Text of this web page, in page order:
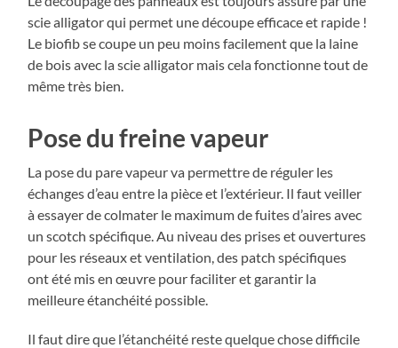
scie alligator qui permet une découpe efficace et rapide !
Le biofib se coupe un peu moins facilement que la laine
de bois avec la scie alligator mais cela fonctionne tout de
même très bien.
Pose du freine vapeur
La pose du pare vapeur va permettre de réguler les
échanges d’eau entre la pièce et l’extérieur. Il faut veiller
à essayer de colmater le maximum de fuites d’aires avec
un scotch spécifique. Au niveau des prises et ouvertures
pour les réseaux et ventilation, des patch spécifiques
ont été mis en œuvre pour faciliter et garantir la
meilleure étanchéité possible.
Il faut dire que l’étanchéité reste quelque chose difficile